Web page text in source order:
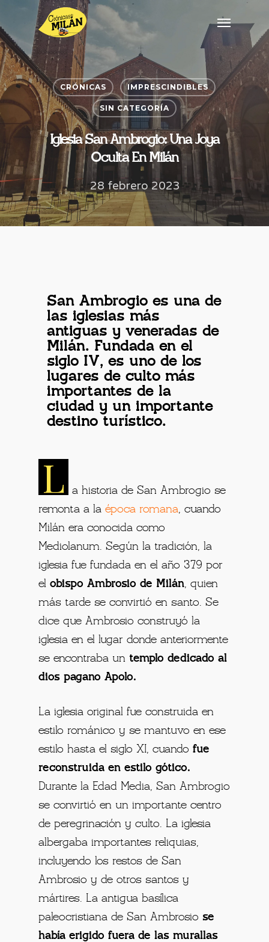
CRÓNICAS IMPRESCINDIBLES
SIN CATEGORÍA
Iglesia San Ambrogio: Una Joya
Oculta En Milán
28 febrero 2023
San Ambrogio es una de
las iglesias más
antiguas y veneradas de
Milán. Fundada en el
siglo IV, es uno de los
lugares de culto más
importantes de la
ciudad y un importante
destino turístico.
L
a historia de San Ambrogio se
remonta a la época romana, cuando
Milán era conocida como
Mediolanum. Según la tradición, la
iglesia fue fundada en el año 379 por
elobispo Ambrosio de Milán, quien
más tarde se convirtió en santo. Se
dice que Ambrosio construyó la
iglesia en el lugar donde anteriormente
se encontraba un templo dedicado al
dios pagano Apolo.
La iglesia original fue construida en
estilo románico y se mantuvo en ese
estilo hasta el siglo XI, cuandofue
reconstruida en estilo gótico.
Durante la Edad Media, San Ambrogio
se convirtió en un importante centro
de peregrinación y culto. La iglesia
albergaba importantes reliquias,
incluyendo los restos de San
Ambrosio y de otros santos y
mártires. La antigua basílica
paleocristiana de San Ambrosio se
había erigido fuera de las murallas